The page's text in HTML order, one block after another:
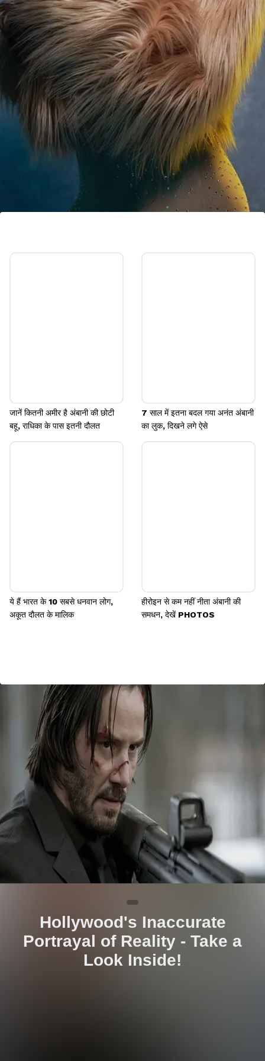
जानें कितनी अमीर है अंबानी की छोटी
बहू, राधिका के पास इतनी दौलत
7 साल में इतना बदल गया अनंत अंबानी
का लुक, दिखने लगे ऐसे
ये हैं भारत के 10 सबसे धनवान लोग,
अकूत दौलत के मालिक
हीरोइन से कम नहीं नीता अंबानी की
समधन, देखें PHOTOS